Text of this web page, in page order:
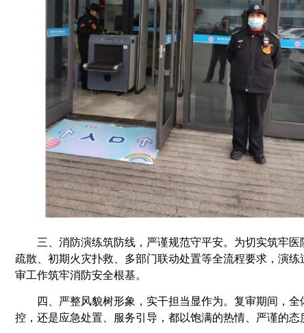
三、 消防演练筑防线，严谨规范守平安。为切实筑牢
疏散、初期火灾扑救、多部门联动处置等全流程要求，演
审工作筑牢消防安全根基。
四、 严整风貌树形象，实干担当显作为。复审期间，
控，还是应急处置、服务引导，都以饱满的热情、严谨的